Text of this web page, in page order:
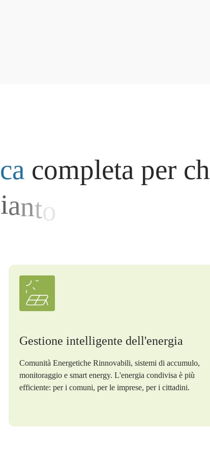
ca completa per ch
ianto
Gestione intelligente dell'energia
Comunità Energetiche Rinnovabili, sistemi di accumulo,
monitoraggio e smart energy. L'energia condivisa è più
efficiente: per i comuni, per le imprese, per i cittadini.